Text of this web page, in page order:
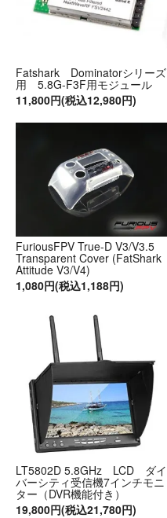
Fatshark Dominatorシリーズ
用 5.8G-F3F用モジュール
11,800円(税込12,980円)
FuriousFPV True-D V3/V3.5
Transparent Cover (FatShark
Attitude V3/V4)
1,080円(税込1,188円)
LT5802D 5.8GHz LCD ダイ
バーシティ受信機7インチモニ
ター（DVR機能付き）
19,800円(税込21,780円)